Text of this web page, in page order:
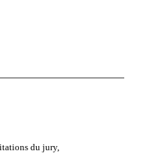
du jury,